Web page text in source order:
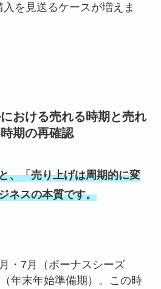
を見送るケースが増えま
おける売れる時期と売れ
期の再確認
、「売り上げは周期的に変
ネスの本質です。
7月（ボーナスシーズ
年末年始準備期）。この時